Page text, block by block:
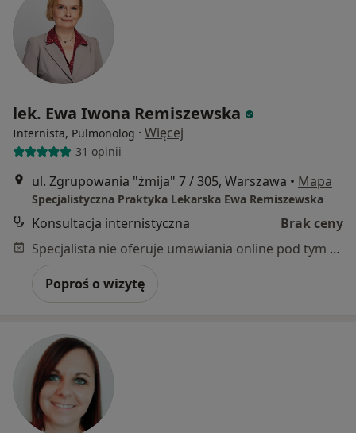
lek. Ewa Iwona Remiszewska
Internista, Pulmonolog · Więcej
31 opinii
ul. Zgrupowania "żmija" 7 / 305, Warszawa • Mapa
Specjalistyczna Praktyka Lekarska Ewa Remiszewska
Konsultacja internistyczna
Brak ceny
Specjalista nie oferuje umawiania online pod tym adresem.
Poproś o wizytę